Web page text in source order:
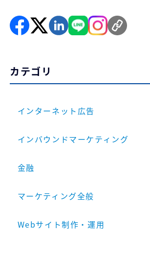
カテゴリ
インターネット広告
インバウンドマーケティング
金融
マーケティング全般
Webサイト制作・運用